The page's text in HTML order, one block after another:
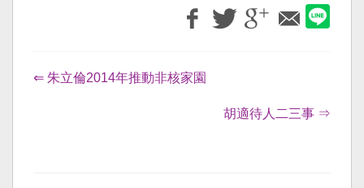
⇐ 朱立倫2014年推動非核家園
胡適待人二三事 ⇒